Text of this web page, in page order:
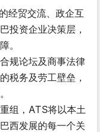
经贸交流、政企互
投资企业决策层，
。
规论坛及商事法律
税务及劳工壁垒，
组，ATS将以本土
西发展的每一个关